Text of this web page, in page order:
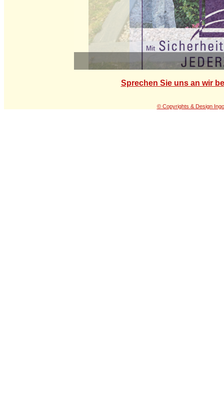
Sprechen Sie uns an wir
© Copyrights & Design